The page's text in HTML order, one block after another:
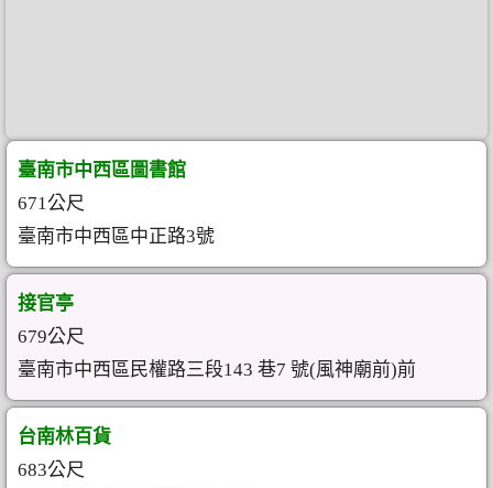
臺南市中西區圖書館
671公尺
臺南市中西區中正路3號
接官亭
679公尺
臺南市中西區民權路三段143 巷7 號(風神廟前)前
台南林百貨
683公尺